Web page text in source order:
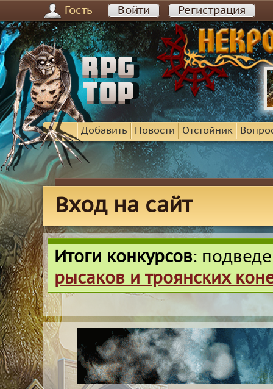
Гость Войти Регистрация
Добавить Новости Отстойник
Вход на сайт
Итоги конкурсов:
рысаков и троянских